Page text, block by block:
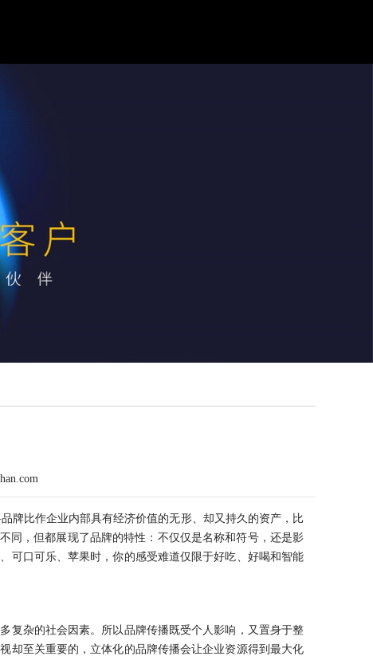
牌比作企业内部具有经济价值的无形、却又持久的资产，比
同，但都展现了品牌的特性：不仅仅是名称和符号，还是影
可口可乐、苹果时，你的感受难道仅限于好吃、好喝和智能
复杂的社会因素。所以品牌传播既受个人影响，又置身于整
却至关重要的，立体化的品牌传播会让企业资源得到最大化